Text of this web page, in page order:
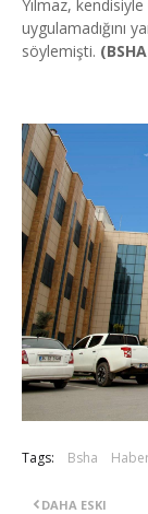
Yılmaz,
uygulamadığını
söylemişti.
Tags: Bsha
DAHA ESKI